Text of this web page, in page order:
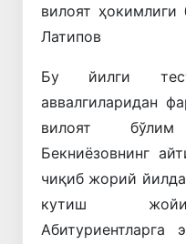
вилоят
Латипов
Бу йилги
аввалгиларидан
вилоят
Бекниёзовнинг
чиқиб жорий
кутиш жойи
Абитуриентларга